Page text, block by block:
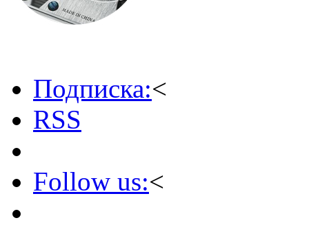
Подписка:<
RSS
Follow us:<